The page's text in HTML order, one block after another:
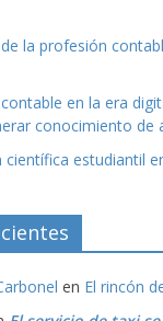
la profesión
en la era
conocimiento de
científica estudiantil
en El rincón